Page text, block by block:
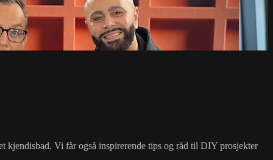
kjendisbad. Vi får også inspirerende tips og råd til DIY prosjekter